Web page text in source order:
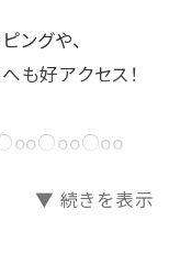
ングや、
も好アクセス！
▼ 続きを表示